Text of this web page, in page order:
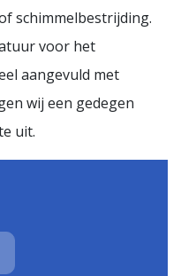
schimmelbestrijding.
voor het
aangevuld met
wij een gedegen
uit.